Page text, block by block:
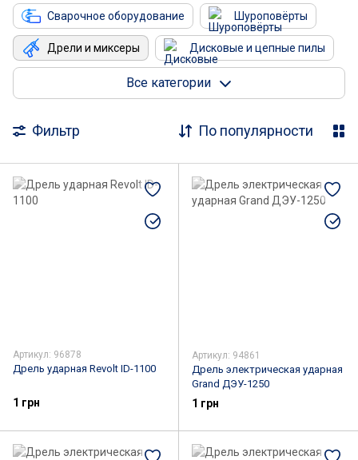
Сварочное оборудование Шуроповёрты
Дрели и миксеры Дисковые и цепные пилы
Настольные сверлильные станки
Шлифовальные машины
Фены промышленные
Многофункциональные инструменты
Все категории
Фильтр По популярности
Артикул: 96878
Дрель ударная Revolt ID-1100
1 грн
Артикул: 94861
Дрель электрическая ударная
Grand ДЭУ-1250
1 грн